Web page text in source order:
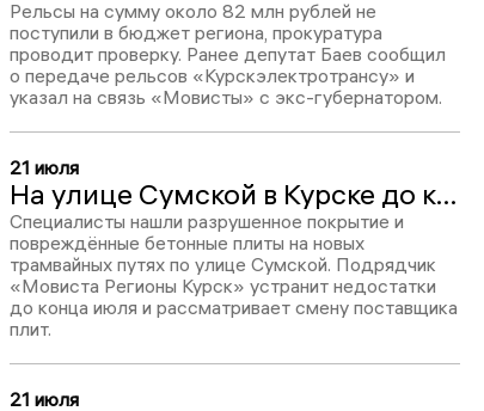
Рельсы на сумму около 82 млн рублей не
поступили в бюджет региона, прокуратура
проводит проверку. Ранее депутат Баев сообщил
о передаче рельсов «Курскэлектротрансу» и
указал на связь «Мовисты» с экс-губернатором.
21 июля
На улице Сумской в Курске до конца июля устранят дефекты трамвайных путей
Специалисты нашли разрушенное покрытие и
повреждённые бетонные плиты на новых
трамвайных путях по улице Сумской. Подрядчик
«Мовиста Регионы Курск» устранит недостатки
до конца июля и рассматривает смену поставщика
плит.
21 июля